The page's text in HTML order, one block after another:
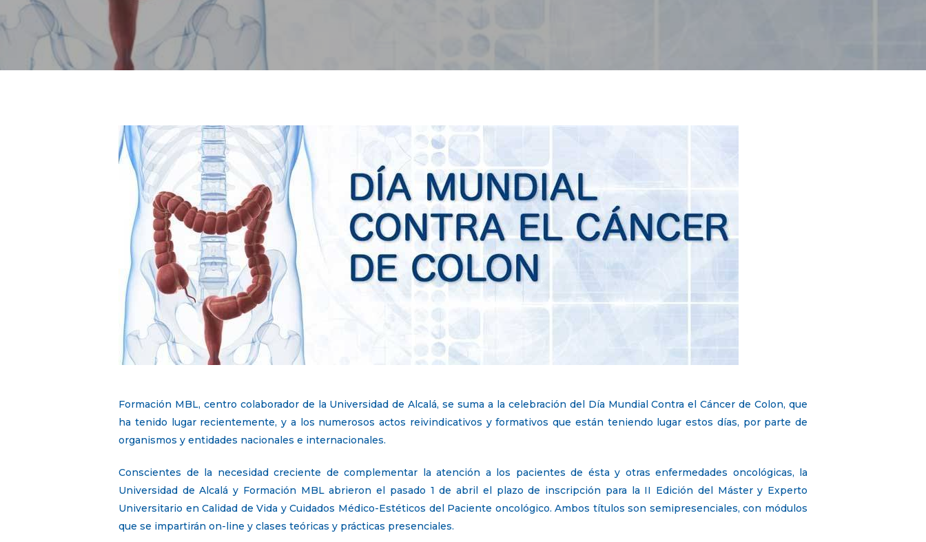
Formación MBL, centro colaborador de la Universidad de Alcalá, se suma a la celebración del Día Mundial Contra el Cáncer de Colon, que
ha tenido lugar recientemente, y a los numerosos actos reivindicativos y formativos que están teniendo lugar estos días, por parte de
organismos y entidades nacionales e internacionales.
Conscientes de la necesidad creciente de complementar la atención a los pacientes de ésta y otras enfermedades oncológicas, la
Universidad de Alcalá y Formación MBL abrieron el pasado 1 de abril el plazo de inscripción para la II Edición del Máster y Experto
Universitario en Calidad de Vida y Cuidados Médico-Estéticos del Paciente oncológico. Ambos títulos son semipresenciales, con módulos
que se impartirán on-line y clases teóricas y prácticas presenciales.